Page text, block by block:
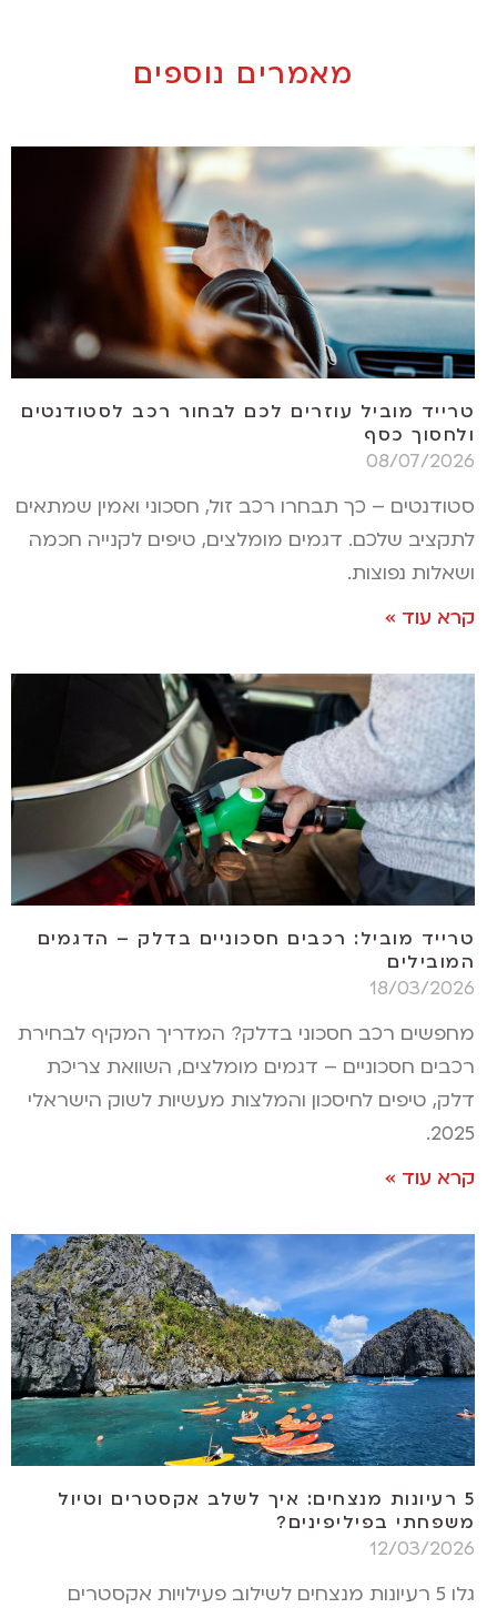
מאמרים נוספים
טרייד מוביל עוזרים לכם לבחור רכב לסטודנטים
ולחסוך כסף
08/07/2026
סטודנטים – כך תבחרו רכב זול, חסכוני ואמין שמתאים
לתקציב שלכם. דגמים מומלצים, טיפים לקנייה חכמה
ושאלות נפוצות.
קרא עוד »
טרייד מוביל: רכבים חסכוניים בדלק – הדגמים
המובילים
18/03/2026
מחפשים רכב חסכוני בדלק? המדריך המקיף לבחירת
רכבים חסכוניים – דגמים מומלצים, השוואת צריכת
דלק, טיפים לחיסכון והמלצות מעשיות לשוק הישראלי
2025.
קרא עוד »
5 רעיונות מנצחים: איך לשלב אקסטרים וטיול
משפחתי בפיליפינים?
12/03/2026
גלו 5 רעיונות מנצחים לשילוב פעילויות אקסטרים